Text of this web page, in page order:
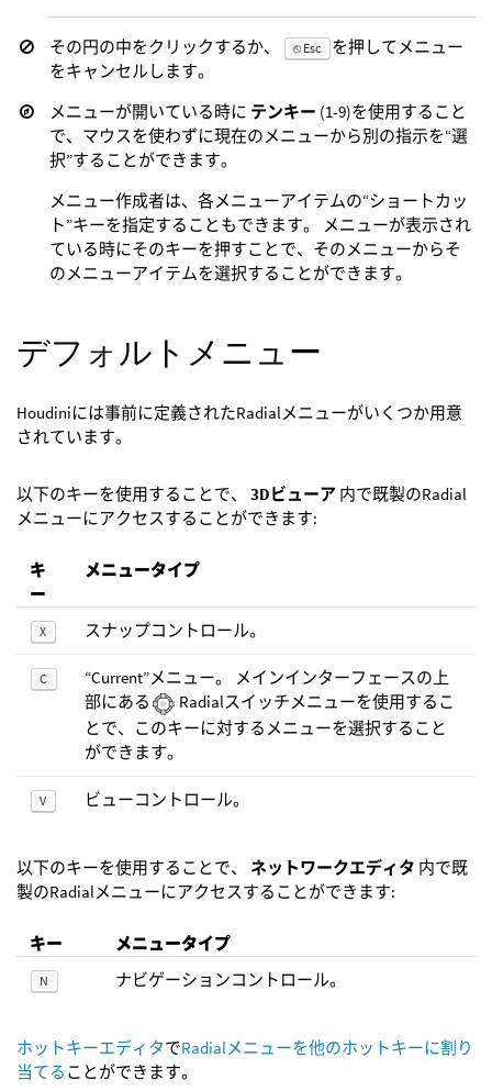
その円の中をクリックするか、 ⎋ Esc
を押してメニュー
をキャンセルします。
メニューが開いている時に テンキー (1-9)を使用すること
で、マウスを使わずに現在のメニューから別の指示を“選
択”することができます。
メニュー作成者は、各メニューアイテムの“ショートカッ
ト”キーを指定することもできます。 メニューが表示され
ている時にそのキーを押すことで、そのメニューからそ
のメニューアイテムを選択することができます。
デフォルトメニュー
Houdiniには事前に定義されたRadialメニューがいくつか用意
されています。
以下のキーを使用することで、 3Dビューア 内で既製のRadial
メニューにアクセスすることができます:
キ
ー
メニュータイプ
X スナップコントロール。
C
“Current”メニュー。 メインインターフェースの上
部にある
Radialスイッチメニューを使用するこ
とで、このキーに対するメニューを選択すること
ができます。
V ビューコントロール。
以下のキーを使用することで、 ネットワークエディタ 内で既
製のRadialメニューにアクセスすることができます:
キー メニュータイプ
N ナビゲーションコントロール。
ホットキーエディタでRadialメニューを他のホットキーに割り
当てる ことができます。